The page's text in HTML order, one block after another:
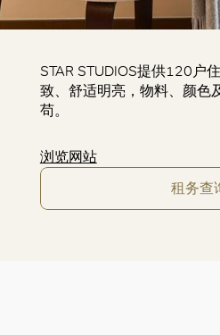
STAR STUDIOS提供120户
致、舒适明亮，物料、颜色
苟。
浏览网站
租务查